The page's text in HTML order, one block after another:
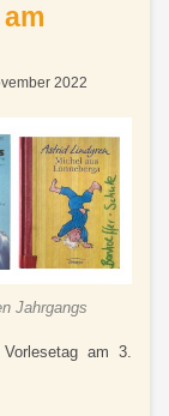
2022
Jahrgangs
am 3.